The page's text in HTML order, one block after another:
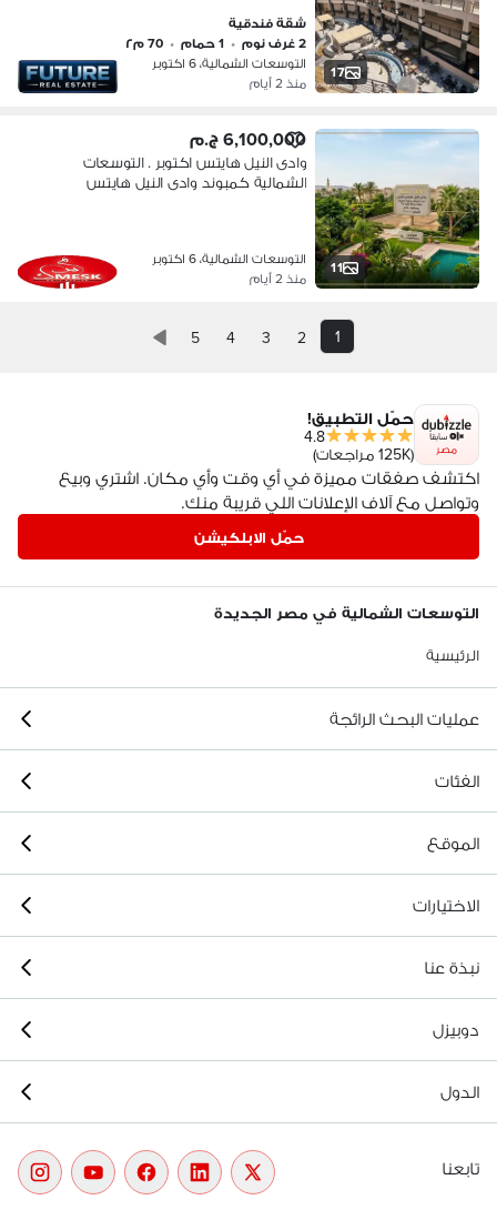
17
شقة فندقية
2 غرف نوم
• 1 حمام • 70 م٢
التوسعات الشمالية، 6 اكتوبر
منذ 2 أيام
11
6,100,000 ج.م
وادى النيل هايتس اكتوبر . التوسعات
الشمالية كمبوند وادى النيل هايتس
التوسعات الشمالية، 6 اكتوبر
منذ 2 أيام
1
2
3
4
5
مصر
حمّل التطبيق!
4.8
(125K مراجعات)
اكتشف صفقات مميزة في أي وقت وأي مكان. اشتري وبيع
وتواصل مع آلاف الإعلانات اللي قريبة منك.
حمّل الابلكيشن
التوسعات الشمالية في مصر الجديدة
الرئيسية
عمليات البحث الرائجة
الفئات
الموقع
الاختيارات
نبذة عنا
دوبيزل
الدول
تابعنا